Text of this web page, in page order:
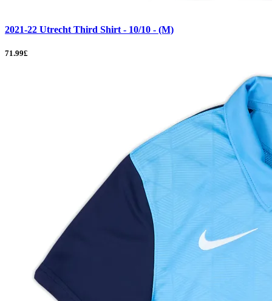
2021-22 Utrecht Third Shirt - 10/10 - (M)
71.99£